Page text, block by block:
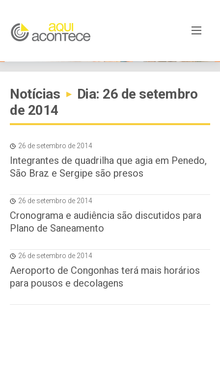
Notícias ▸
Dia: 26 de setembro
de 2014
26 de setembro de 2014
Integrantes de quadrilha que agia em Penedo,
São Braz e Sergipe são presos
26 de setembro de 2014
Cronograma e audiência são discutidos para
Plano de Saneamento
26 de setembro de 2014
Aeroporto de Congonhas terá mais horários
para pousos e decolagens